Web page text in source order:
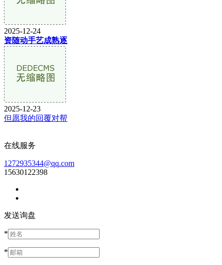
2025-12-24
资随动手艺成熟逐
2025-12-23
但愿我的回覆对帮
在线服务
1272935344@qq.com
15630122398
发送询盘
*
*